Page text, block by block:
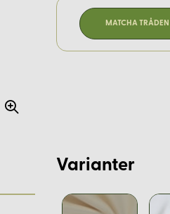
MATCHA TRÅDEN
Varianter